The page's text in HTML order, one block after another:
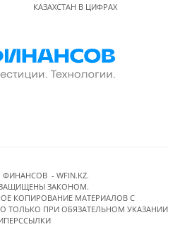
КАЗАХСТАН В ЦИФРАХ
- WFIN.KZ.
ЗАЩИЩЕНЫ ЗАКОНОМ.
КОПИРОВАНИЕ МАТЕРИАЛОВ C
ТОЛЬКО ПРИ ОБЯЗАТЕЛЬНОМ УКАЗАНИИ